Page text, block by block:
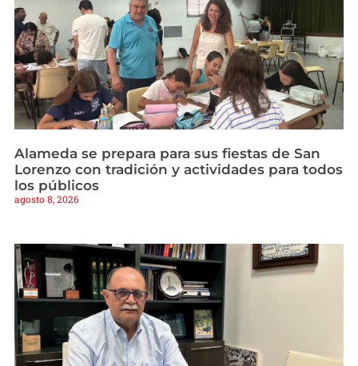
Alameda se prepara para sus fiestas de San
Lorenzo con tradición y actividades para todos
los públicos
agosto 8, 2026